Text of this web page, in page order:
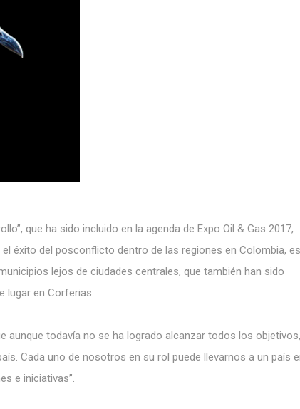
que ha sido incluido en la agenda de Expo Oil & Gas 2017,
éxito del posconflicto dentro de las regiones en Colombia,
lejos de ciudades centrales, que también han sido
lugar en Corferias.
aunque todavía no se ha logrado alcanzar todos los objetivos,
Cada uno de nosotros en su rol puede llevarnos a un país
e iniciativas”.